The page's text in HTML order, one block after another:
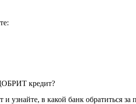
кредит?
и узнайте, в какой банк обратиться за